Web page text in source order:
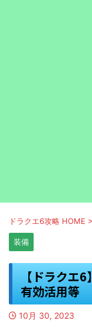
ドラクエ6攻略 HOME >
装備
【ドラクエ
有効活用等
10月 30, 2023